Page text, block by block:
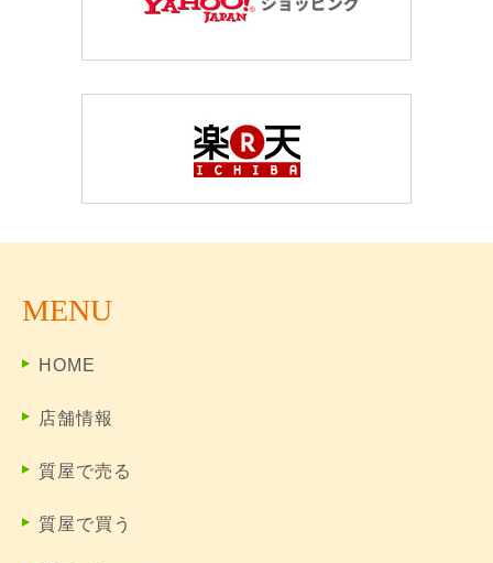
MENU
HOME
店舗情報
質屋で売る
質屋で買う